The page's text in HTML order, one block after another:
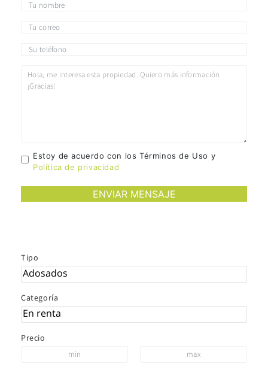
Estoy de acuerdo con los Términos de Uso y
Política de privacidad
Tipo
Categoría
Precio